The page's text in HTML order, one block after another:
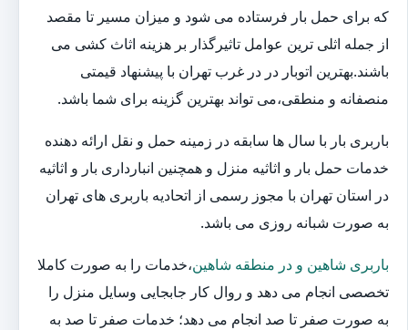
که برای حمل بار فرستاده می شود و میزان مسیر تا مقصد
از جمله اثلی ترین عوامل تاثیرگذار بر هزینه اثاث کشی می
باشند.بهترین اتوبار در در غرب تهران با پیشنهاد قیمتی
منصفانه و منطقی،می تواند بهترین گزینه برای شما باشد.
باربری بار با سال ها سابقه در زمینه حمل و نقل ارائه دهنده
خدمات حمل بار و اثاثیه منزل و همچنین انبارداری بار و اثاثیه
در استان تهران با مجوز رسمی از اتحادیه باربری های تهران
به صورت شبانه روزی می باشد.
باربری شاهین و در منطقه شاهین،خدمات را به صورت کاملا
تخصصی انجام می دهد و روال کار جابجایی وسایل منزل را
به صورت صفر تا صد انجام می دهد؛ خدمات صفر تا صد به